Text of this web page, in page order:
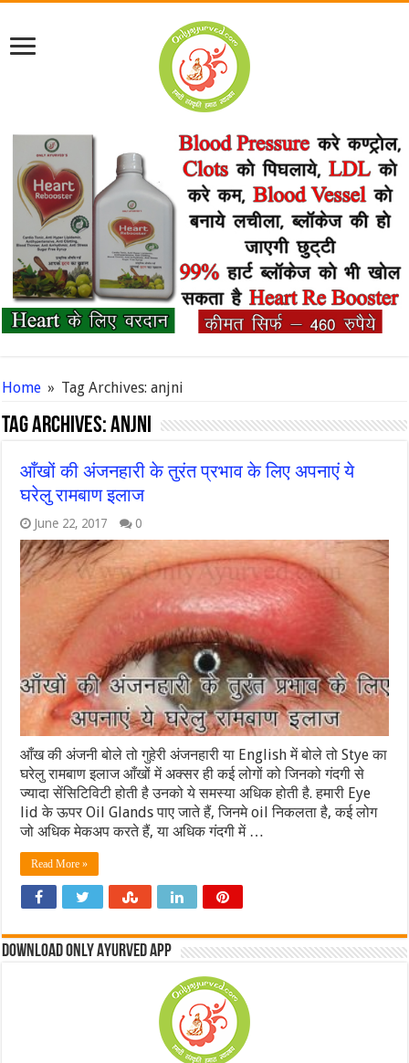
Home » Tag Archives: anjni
Tag Archives:anjni
आँखों की अंजनहारी के तुरंत प्रभाव के लिए अपनाएं ये
घरेलु रामबाण इलाज
June 22, 2017 0
आँख की अंजनी बोले तो गुहेरी अंजनहारी या English में बोले तो Stye का
घरेलु रामबाण इलाज आँखों में अक्सर ही कई लोगों को जिनको गंदगी से
ज्यादा सेंसिटिविटी होती है उनको ये समस्या अधिक होती है. हमारी Eye
lid के ऊपर Oil Glands पाए जाते हैं, जिनमे oil निकलता है, कई लोग
जो अधिक मेकअप करते हैं, या अधिक गंदगी में …
Read More »
Download Only Ayurved App